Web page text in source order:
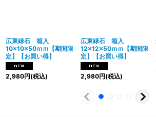
広東緑石 箱入
10×10×50ｍｍ【期間限
定】【お買い得】
2,980円(税込)
広東緑石 箱入
12×12×50ｍｍ【期間限
定】【お買い得】
2,980円(税込)